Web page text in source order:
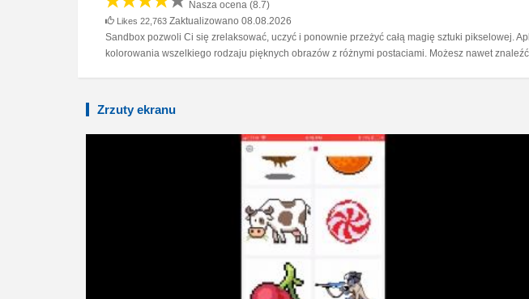
Nasza ocena (8.7)
Likes 22,763 Zaktualizowano 08.08.2026
Sandbox pozwoli Ci się zrelaksować, uczyć i ponownie przeżyć całą magię sztuki pikselowej.
kolorowania wszelkiego rodzaju pięknych obrazów z różnymi postaciami. Możesz nawet
Zrzuty ekranu